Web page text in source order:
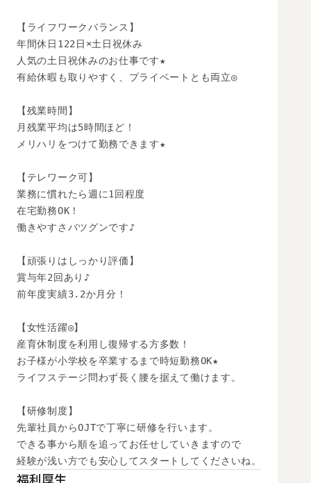
【ライフワークバランス】
年間休日122日×土日祝休み
人気の土日祝休みのお仕事です★
有給休暇も取りやすく、プライベートとも両立◎
【残業時間】
月残業平均は5時間ほど！
メリハリをつけて勤務できます★
【テレワーク可】
業務に慣れたら週に1回程度
在宅勤務OK！
働きやすさバツグンです♪
【頑張りはしっかり評価】
賞与年2回あり♪
前年度実績3.2か月分！
【女性活躍◎】
産育休制度を利用し復帰する方多数！
お子様が小学校を卒業するまで時短勤務OK★
ライフステージ問わず長く腰を据えて働けます。
【研修制度】
先輩社員からOJTで丁寧に研修を行います。
できる事から順を追ってお任せしていきますので
経験が浅い方でも安心してスタートしてくださいね。
福利厚生